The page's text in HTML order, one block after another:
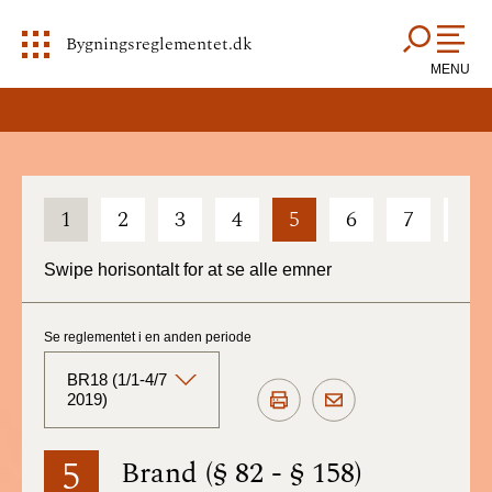
Bygningsreglementet.dk
MENU
1 2 3 4 5 6 7
Swipe horisontalt for at se alle emner
5 Brand (§ 82 - § 158)
Se reglementet i en anden periode
BR18 (1/1-4/7
2019)
BR18 (Aktuelt)